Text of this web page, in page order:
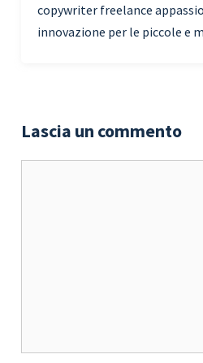
copywriter freelance
innovazione per le piccole e
Lascia un commento